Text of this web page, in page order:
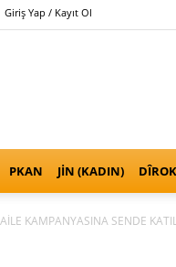
Giriş Yap / Kayıt Ol
PKAN JİN (KADIN)
KAMPANYASINA SENDE